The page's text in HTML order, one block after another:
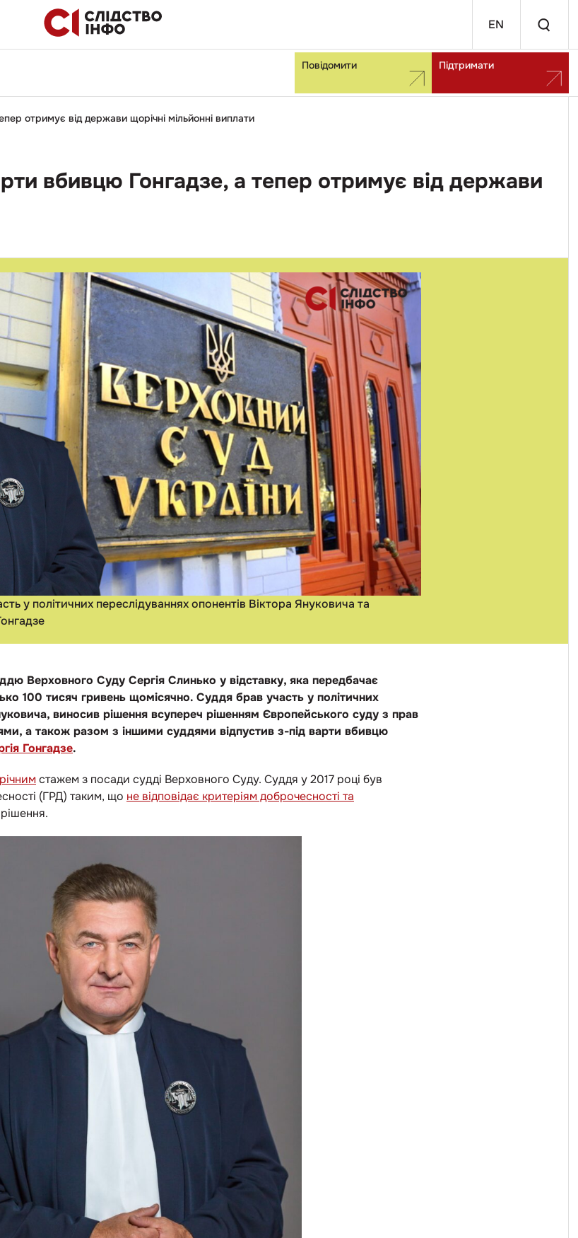
EN
Повідомити Підтримати
отримує від держави щорічні мільйонні виплати
вбивцю Гонгадзе, а тепер отримує від держави
у політичних переслідуваннях опонентів Віктора Януковича та
Верховного Суду Сергія Слинько у відставку, яка передбачає
100 тисяч гривень щомісячно. Суддя брав участь у політичних
виносив рішення всупереч рішенням Європейського суду з прав
а також разом з іншими суддями відпустив з-під варти вбивцю
Гонгадзе.
стажем з посади судді Верховного Суду. Суддя у 2017 році був
(ГРД) таким, що не відповідає критеріям доброчесності та